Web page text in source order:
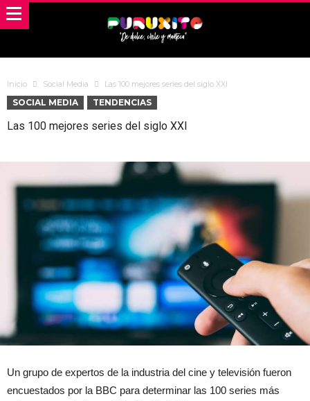
Inicio Social Media Las 100 mejores series del siglo XXI
SOCIAL MEDIA TENDENCIAS
Las 100 mejores series del siglo XXI
Un grupo de expertos de la industria del cine y televisión fueron
encuestados por la BBC para determinar las 100 series más